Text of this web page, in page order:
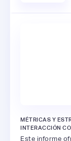
MÉTRICAS Y
INTERACCIÓN
Este informe